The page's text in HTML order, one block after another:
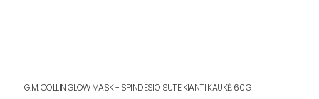
G.M. COLLIN GLOW MASK - SPINDESIO SUTEIKIANTI KAUKĖ, 60 G